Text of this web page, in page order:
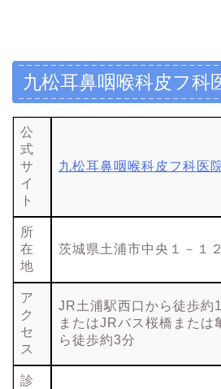
九松耳鼻咽喉科皮フ科
公
式
サ
イ
ト
九松耳鼻咽喉科皮フ科医
所
在
地
茨城県土浦市中央１－１
ア
ク
セ
ス
JR土浦駅西口から徒歩約
またはJRバス桜橋または
ら徒歩約3分
診